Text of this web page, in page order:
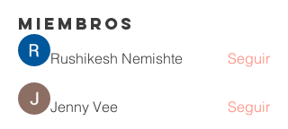
Miembros
Rushikesh Nemishte Seguir
Jenny Vee Seguir